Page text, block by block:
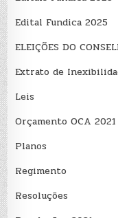
Edital Fundica 2025
ELEIÇÕES DO
Extrato de
Leis
Orçamento OCA 2021
Planos
Regimento
Resoluções